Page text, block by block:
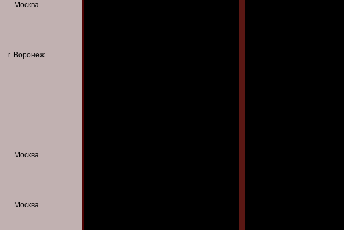
Москва
г. Воронеж
Москва
Москва